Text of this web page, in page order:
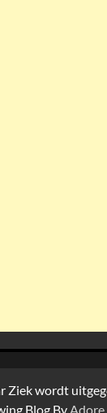
Ziek wordt
Blog By Adore